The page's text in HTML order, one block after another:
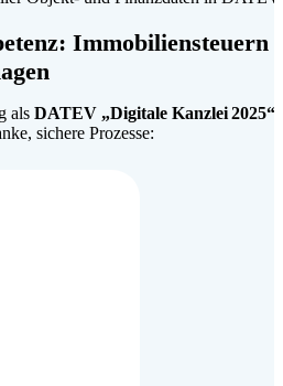
Immobilien­steuern
als DATEV „Digitale Kanzlei 2025“
sichere Prozesse: